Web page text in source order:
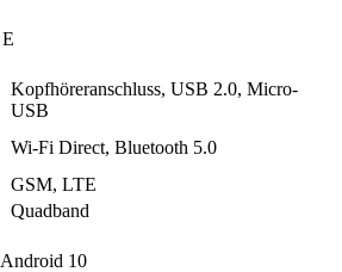
E
Kopfhöreranschluss, USB 2.0, Micro-
USB
Wi-Fi Direct, Bluetooth 5.0
GSM, LTE
Quadband
Android 10